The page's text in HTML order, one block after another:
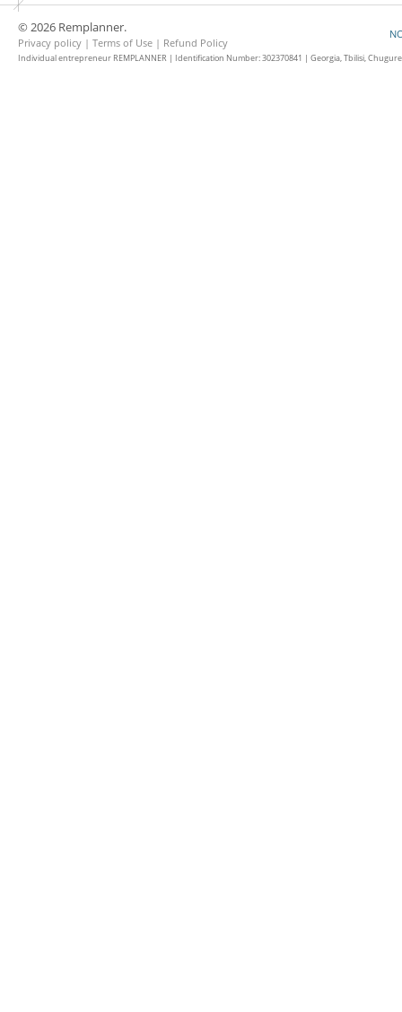
© 2026 Remplanner.
Privacy policy | Terms of Use | Refund Policy
Individual entrepreneur REMPLANNER | Identification Number: 302370841 | Georgia, Tbilisi,